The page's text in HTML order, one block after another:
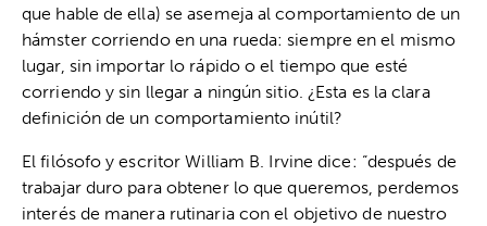
que hable de ella) se asemeja al comportamiento de un
hámster corriendo en una rueda: siempre en el mismo
lugar, sin importar lo rápido o el tiempo que esté
corriendo y sin llegar a ningún sitio. ¿Esta es la clara
definición de un comportamiento inútil?
El filósofo y escritor William B. Irvine dice: “después de
trabajar duro para obtener lo que queremos, perdemos
interés de manera rutinaria con el objetivo de nuestro